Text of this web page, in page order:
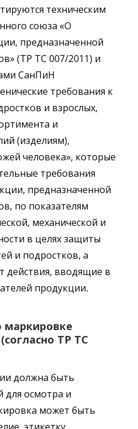
техническим
союза «О
предназначенной
(ТР ТС 007/2011) и
СанПиН
требования к
и взрослых,
и
(изделиям),
человека», которые
требования
предназначенной
по показателям
механической и
в целях защиты
и подростков, а
действия, вводящие в
продукции.
маркировке
ТР ТС
должна быть
для осмотра и
может быть